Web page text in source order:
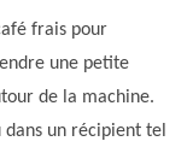
frais pour
une petite
de la machine.
un récipient tel